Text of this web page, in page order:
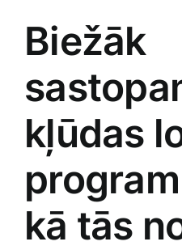
Biežāk
kļūdas
kā tās